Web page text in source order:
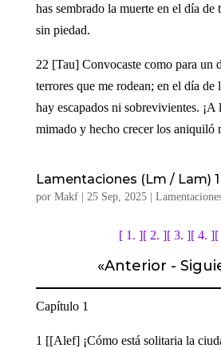
has sembrado la muerte en el día de
sin piedad.
22 [Tau] Convocaste como para un
terrores que me rodean; en el día de
hay escapados ni sobrevivientes. ¡A
mimado y hecho crecer los aniquiló
Lamentaciones (Lm / Lam) 1
por Makf| 25 Sep, 2025|
[ 1. ][ 2. ][ 3. ][ 4. ][
«Anterior -
Capítulo 1
1 [[Alef] ¡Cómo está solitaria la